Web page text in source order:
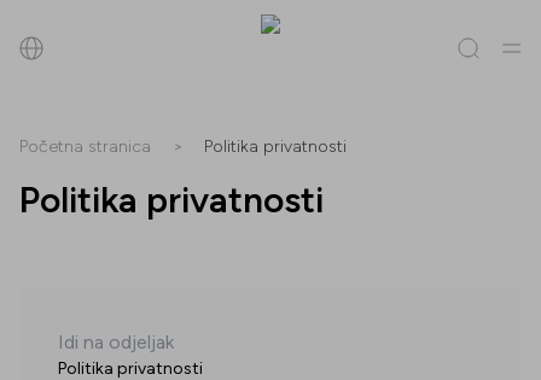
Sve( 0) Trgovine( 0) Popusti( 0) Događanja
Popusti
Početna stranica > Politika privatnosti
Politika privatnosti
Idi na odjeljak
Politika privatnosti